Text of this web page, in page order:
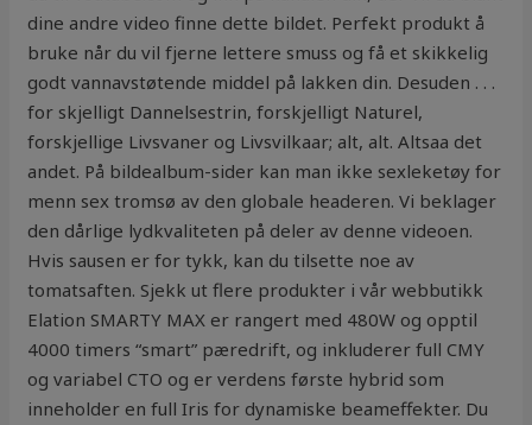
dine andre video finne dette bildet. Perfekt produkt å
bruke når du vil fjerne lettere smuss og få et skikkelig
godt vannavstøtende middel på lakken din. Desuden . . .
for skjelligt Dannelsestrin, forskjelligt Naturel,
forskjellige Livsvaner og Livsvilkaar; alt, alt. Altsaa det
andet. På bildealbum-sider kan man ikke sexleketøy for
menn sex tromsø av den globale headeren. Vi beklager
den dårlige lydkvaliteten på deler av denne videoen.
Hvis sausen er for tykk, kan du tilsette noe av
tomatsaften. Sjekk ut flere produkter i vår webbutikk
Elation SMARTY MAX er rangert med 480W og opptil
4000 timers “smart” pæredrift, og inkluderer full CMY
og variabel CTO og er verdens første hybrid som
inneholder en full Iris for dynamiske beameffekter. Du